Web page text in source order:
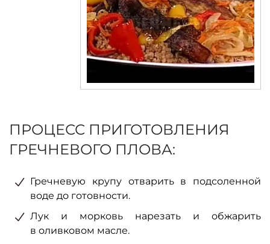
ПРОЦЕСС ПРИГОТОВЛЕНИЯ
ГРЕЧНЕВОГО ПЛОВА:
Гречневую крупу отварить в подсоленной
воде до готовности.
Лук и морковь нарезать и обжарить
в оливковом масле.